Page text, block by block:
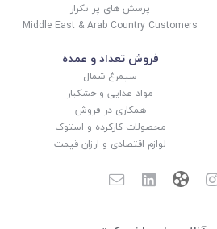
پرسش های پر تکرار
Middle East & Arab Country Customers
فروش تعداد و عمده
سیمرغ شمال
مواد غذایی و خشکبار
همکاری در فروش
محصولات کارکرده و استوک
لوازم اقتصادی و ارزان قیمت